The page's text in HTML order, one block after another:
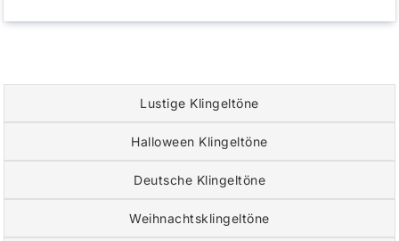
Lustige Klingeltöne
Halloween Klingeltöne
Deutsche Klingeltöne
Weihnachtsklingeltöne